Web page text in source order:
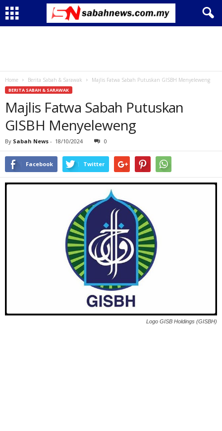
Home Berita Sabah & Sarawak Majlis Fatwa Sabah Putuskan GISBH Menyeleweng
BERITA SABAH & SARAWAK
Majlis Fatwa Sabah Putuskan
GISBH Menyeleweng
By Sabah News - 18/10/2024 0
Facebook Twitter
Logo GISB Holdings (GISBH)